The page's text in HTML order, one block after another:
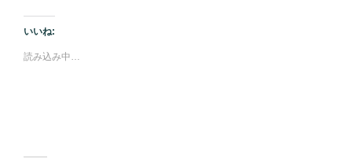
いいね:
読み込み中…